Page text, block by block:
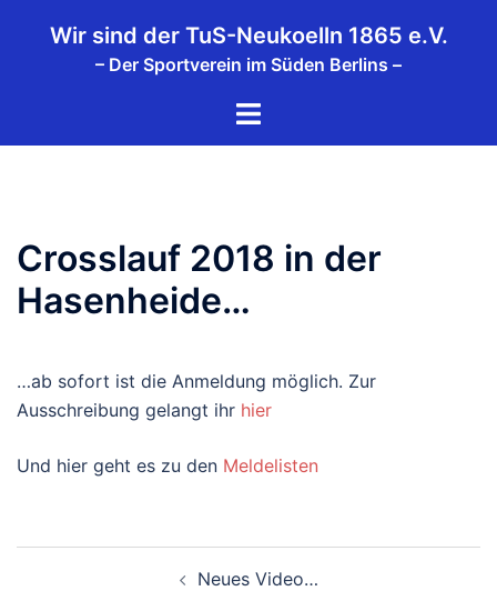
Wir sind der TuS-Neukoelln 1865 e.V.
– Der Sportverein im Süden Berlins –
Menü
Crosslauf 2018 in der
Hasenheide…
…ab sofort ist die Anmeldung möglich. Zur
Ausschreibung gelangt ihr hier
Und hier geht es zu den Meldelisten
Neues Video…